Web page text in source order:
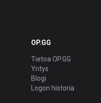
OP.GG
Tietoa OP.GG
Yritys
Blogi
Logon historia